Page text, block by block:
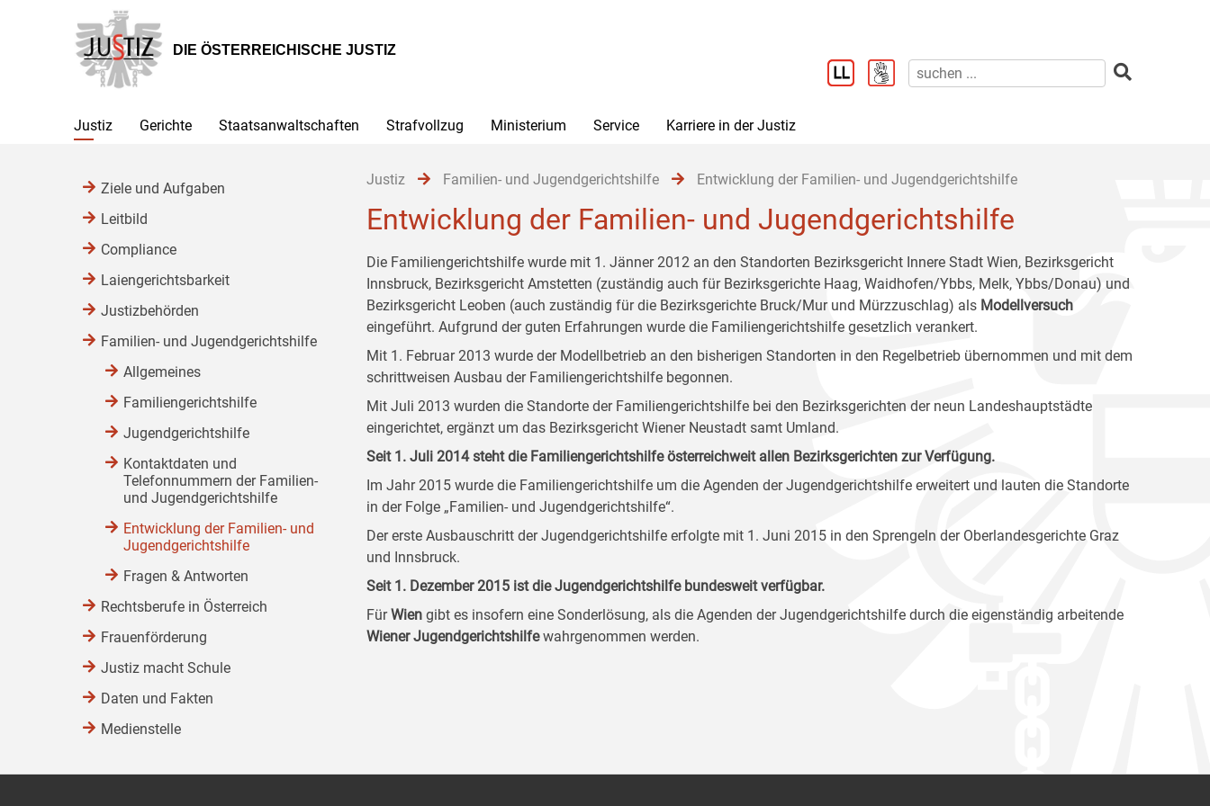
Hauptnavigation
[1]
Inhalt
[2]
Untermenü
[3]
DIE ÖSTERREICHISCHE JUSTIZ
Justiz Gerichte Staatsanwaltschaften Strafvollzug Ministerium Service Karriere in der Justiz
Justiz Familien- und Jugendgerichtshilfe Entwicklung der Familien- und Jugendgerichtshilfe
Entwicklung der Familien- und Jugendgerichtshilfe
Die Familiengerichtshilfe wurde mit 1. Jänner 2012 an den Standorten Bezirksgericht Innere Stadt Wien, Bezirksgericht
Innsbruck, Bezirksgericht Amstetten (zuständig auch für Bezirksgerichte Haag, Waidhofen/Ybbs, Melk, Ybbs/Donau) und
Bezirksgericht Leoben (auch zuständig für die Bezirksgerichte Bruck/Mur und Mürzzuschlag) als Modellversuch
eingeführt. Aufgrund der guten Erfahrungen wurde die Familiengerichtshilfe gesetzlich verankert.
Mit 1. Februar 2013 wurde der Modellbetrieb an den bisherigen Standorten in den Regelbetrieb übernommen und mit dem
schrittweisen Ausbau der Familiengerichtshilfe begonnen.
Mit Juli 2013 wurden die Standorte der Familiengerichtshilfe bei den Bezirksgerichten der neun Landeshauptstädte
eingerichtet, ergänzt um das Bezirksgericht Wiener Neustadt samt Umland.
Seit 1. Juli 2014 steht die Familiengerichtshilfe österreichweit allen Bezirksgerichten zur Verfügung.
Im Jahr 2015 wurde die Familiengerichtshilfe um die Agenden der Jugendgerichtshilfe erweitert und lauten die Standorte
in der Folge „Familien- und Jugendgerichtshilfe“.
Der erste Ausbauschritt der Jugendgerichtshilfe erfolgte mit 1. Juni 2015 in den Sprengeln der Oberlandesgerichte Graz
und Innsbruck.
Seit 1. Dezember 2015 ist die Jugendgerichtshilfe bundesweit verfügbar.
FürWien gibt es insofern eine Sonderlösung, als die Agenden der Jugendgerichtshilfe durch die eigenständig arbeitende
Wiener Jugendgerichtshilfewahrgenommen werden.
Ziele und Aufgaben
Leitbild
Compliance
Laiengerichtsbarkeit
Justizbehörden
Familien- und Jugendgerichtshilfe
Allgemeines
Familiengerichtshilfe
Jugendgerichtshilfe
Kontaktdaten und
Telefonnummern der Familien-
und Jugendgerichtshilfe
Entwicklung der Familien- und
Jugendgerichtshilfe
Fragen & Antworten
Rechtsberufe in Österreich
Frauenförderung
Justiz macht Schule
Daten und Fakten
Medienstelle